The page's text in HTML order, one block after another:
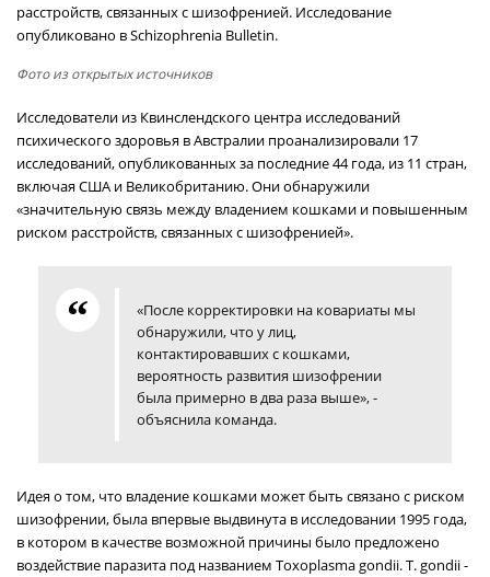
расстройств, связанных с шизофренией. Исследование
опубликовано в Schizophrenia Bulletin.
Фото из открытых источников
Исследователи из Квинслендского центра исследований
психического здоровья в Австралии проанализировали 17
исследований, опубликованных за последние 44 года, из 11 стран,
включая США и Великобританию. Они обнаружили
«значительную связь между владением кошками и повышенным
риском расстройств, связанных с шизофренией».
«После корректировки на ковариаты мы
обнаружили, что у лиц,
контактировавших с кошками,
вероятность развития шизофрении
была примерно в два раза выше», -
объяснила команда.
Идея о том, что владение кошками может быть связано с риском
шизофрении, была впервые выдвинута в исследовании 1995 года,
в котором в качестве возможной причины было предложено
воздействие паразита под названием Toxoplasma gondii. T. gondii -